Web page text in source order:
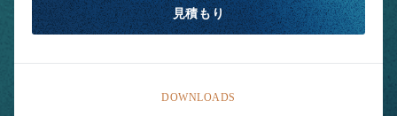
見積もり
DOWNLOADS